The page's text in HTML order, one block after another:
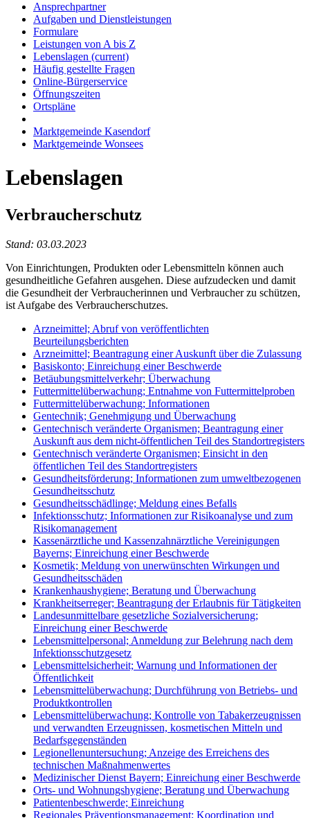
Ansprechpartner
Aufgaben und Dienstleistungen
Formulare
Leistungen von A bis Z
Lebenslagen (current)
Häufig gestellte Fragen
Online-Bürgerservice
Öffnungszeiten
Ortspläne
Marktgemeinde Kasendorf
Marktgemeinde Wonsees
Lebenslagen
Verbraucherschutz
Stand: 03.03.2023
Von Einrichtungen, Produkten oder Lebensmitteln können auch
gesundheitliche Gefahren ausgehen. Diese aufzudecken und damit
die Gesundheit der Verbraucherinnen und Verbraucher zu schützen,
ist Aufgabe des Verbraucherschutzes.
Arzneimittel; Abruf von veröffentlichten
Beurteilungsberichten
Arzneimittel; Beantragung einer Auskunft über die Zulassung
Basiskonto; Einreichung einer Beschwerde
Betäubungsmittelverkehr; Überwachung
Futtermittelüberwachung; Entnahme von Futtermittelproben
Futtermittelüberwachung; Informationen
Gentechnik; Genehmigung und Überwachung
Gentechnisch veränderte Organismen; Beantragung einer
Auskunft aus dem nicht-öffentlichen Teil des Standortregisters
Gentechnisch veränderte Organismen; Einsicht in den
öffentlichen Teil des Standortregisters
Gesundheitsförderung; Informationen zum umweltbezogenen
Gesundheitsschutz
Gesundheitsschädlinge; Meldung eines Befalls
Infektionsschutz; Informationen zur Risikoanalyse und zum
Risikomanagement
Kassenärztliche und Kassenzahnärztliche Vereinigungen
Bayerns; Einreichung einer Beschwerde
Kosmetik; Meldung von unerwünschten Wirkungen und
Gesundheitsschäden
Krankenhaushygiene; Beratung und Überwachung
Krankheitserreger; Beantragung der Erlaubnis für Tätigkeiten
Landesunmittelbare gesetzliche Sozialversicherung;
Einreichung einer Beschwerde
Lebensmittelpersonal; Anmeldung zur Belehrung nach dem
Infektionsschutzgesetz
Lebensmittelsicherheit; Warnung und Informationen der
Öffentlichkeit
Lebensmittelüberwachung; Durchführung von Betriebs- und
Produktkontrollen
Lebensmittelüberwachung; Kontrolle von Tabakerzeugnissen
und verwandten Erzeugnissen, kosmetischen Mitteln und
Bedarfsgegenständen
Legionellenuntersuchung; Anzeige des Erreichens des
technischen Maßnahmenwertes
Medizinischer Dienst Bayern; Einreichung einer Beschwerde
Orts- und Wohnungshygiene; Beratung und Überwachung
Patientenbeschwerde; Einreichung
Regionales Präventionsmanagement; Koordination und